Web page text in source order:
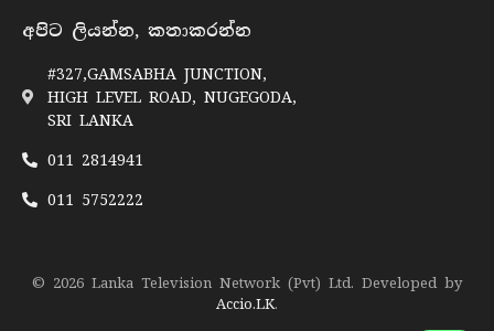
අපිට ලියන්න, කතාකරන්න
#327,GAMSABHA JUNCTION,
HIGH LEVEL ROAD, NUGEGODA,
SRI LANKA
011 2814941
011 5752222
© 2026 Lanka Television Network (Pvt) Ltd. Developed by
Accio.LK.